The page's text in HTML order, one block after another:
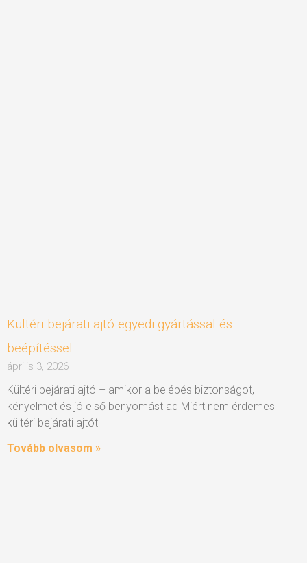
Kültéri bejárati ajtó egyedi gyártással és
beépítéssel
április 3, 2026
Kültéri bejárati ajtó – amikor a belépés biztonságot,
kényelmet és jó első benyomást ad Miért nem érdemes
kültéri bejárati ajtót
Tovább olvasom »